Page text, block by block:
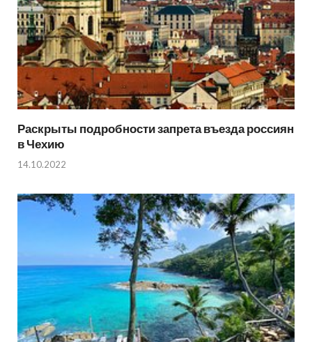
Раскрыты подробности запрета въезда россиян
в Чехию
14.10.2022